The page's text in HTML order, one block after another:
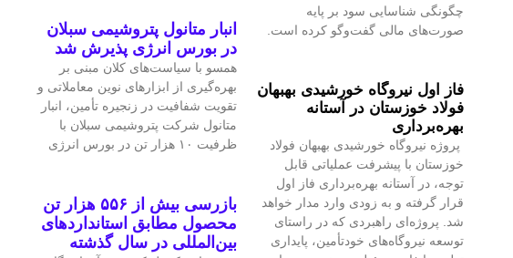
چگونگی شناسایی سود بر پایه
صورت‌های مالی گفت‌وگو کرده است.
فاز اول نیروگاه خورشیدی بهبهان
فولاد خوزستان در آستانه
بهره‌برداری
پروژه نیروگاه خورشیدی بهبهان فولاد
خوزستان با پیشرفت عملیاتی قابل‌
توجه، در آستانه بهره‌برداری فاز اول
قرار گرفته و به‌ زودی وارد مدار خواهد
شد. پروژه‌ای راهبردی که در راستای
توسعه نیروگاه‌های خودتأمین، پایداری
انبار متانول پتروشیمی سبلان
در بورس انرژی پذیرش شد
همسو با سیاست‌های کلان مبنی بر
بهره‌گیری از ابزارهای نوین معاملاتی و
تقویت شفافیت در زنجیره تأمین، انبار
متانول شرکت پتروشیمی سبلان با
ظرفیت ۱۰ هزار تن در بورس انرژی
بازرسی بیش از ۵۵۶ هزار تن
محصول مطابق استانداردهای
بین‌المللی در سال گذشته